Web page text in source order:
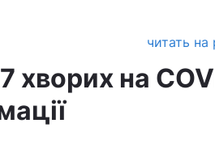
читать на
хворих на